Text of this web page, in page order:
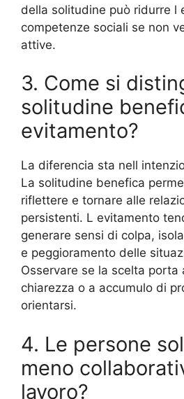
della solitudine può ridurre l
competenze sociali se non
attive.
3. Come si
solitudine
evitamento?
La diferencia sta nell
La solitudine benefica
riflettere e tornare alle
persistenti. L evitamento
generare sensi di colpa,
e peggioramento delle
Osservare se la scelta porta
chiarezza o a accumulo di
orientarsi.
4. Le persone
meno
lavoro?